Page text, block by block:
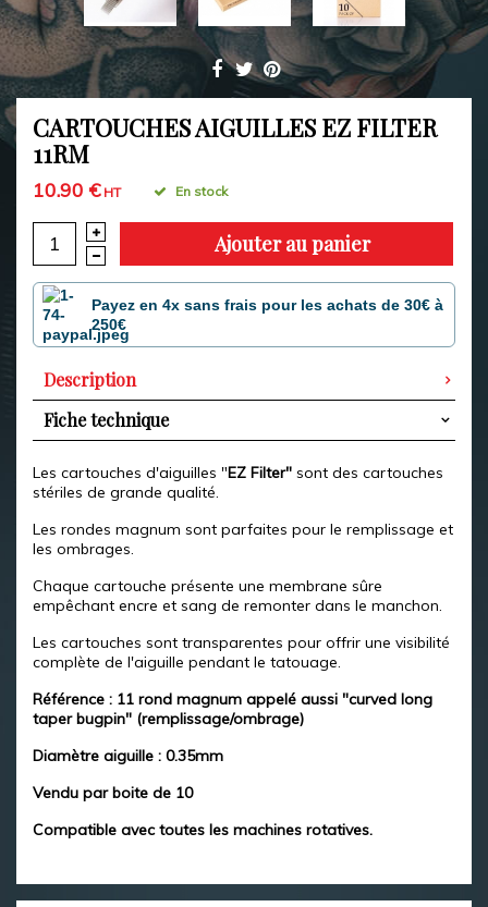
CARTOUCHES AIGUILLES EZ FILTER
11RM
10.90 €HT En stock
Ajouter au panier
Payez en 4x sans frais pour les achats de 30€ à
250€
Description
Fiche technique
Les cartouches d'aiguilles "EZ Filter" sont des cartouches
stériles de grande qualité.
Les rondes magnum sont parfaites pour le remplissage et
les ombrages.
Chaque cartouche présente une membrane sûre
empêchant encre et sang de remonter dans le manchon.
Les cartouches sont transparentes pour offrir une visibilité
complète de l'aiguille pendant le tatouage.
Référence : 11 rond magnum appelé aussi "curved long
taper bugpin" (remplissage/ombrage)
Diamètre aiguille : 0.35mm
Vendu par boite de 10
Compatible avec toutes les machines rotatives.